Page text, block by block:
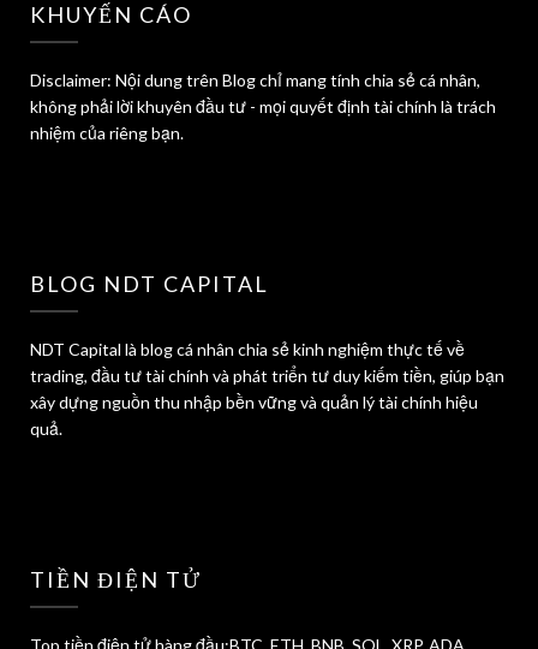
KHUYẾN CÁO
Disclaimer: Nội dung trên Blog chỉ mang tính chia sẻ cá nhân,
không phải lời khuyên đầu tư - mọi quyết định tài chính là trách
nhiệm của riêng bạn.
BLOG NDT CAPITAL
NDT Capital là blog cá nhân chia sẻ kinh nghiệm thực tế về
trading, đầu tư tài chính và phát triển tư duy kiếm tiền, giúp bạn
xây dựng nguồn thu nhập bền vững và quản lý tài chính hiệu
quả.
TIỀN ĐIỆN TỬ